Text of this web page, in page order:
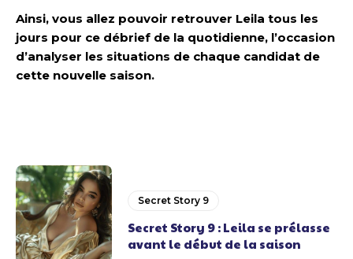
Ainsi, vous allez pouvoir retrouver Leila tous les
jours pour ce débrief de la quotidienne, l’occasion
d’analyser les situations de chaque candidat de
cette nouvelle saison.
Secret Story 9
Secret Story 9 : Leila se prélasse
avant le début de la saison